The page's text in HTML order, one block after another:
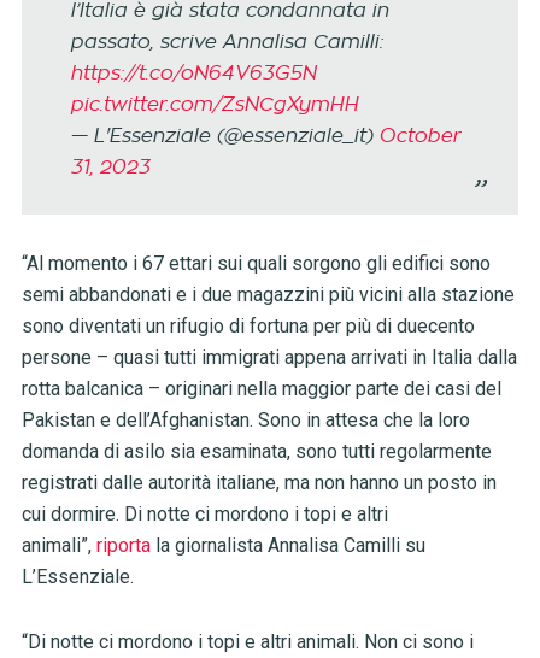
l’Italia è già stata condannata in
passato, scrive Annalisa Camilli:
https://t.co/oN64V63G5N
pic.twitter.com/ZsNCgXymHH
— L'Essenziale (@essenziale_it) October
31, 2023
“Al momento i 67 ettari sui quali sorgono gli edifici sono
semi abbandonati e i due magazzini più vicini alla stazione
sono diventati un rifugio di fortuna per più di duecento
persone – quasi tutti immigrati appena arrivati in Italia dalla
rotta balcanica – originari nella maggior parte dei casi del
Pakistan e dell’Afghanistan. Sono in attesa che la loro
domanda di asilo sia esaminata, sono tutti regolarmente
registrati dalle autorità italiane, ma non hanno un posto in
cui dormire. Di notte ci mordono i topi e altri
animali”, riportala giornalista Annalisa Camilli su
L’Essenziale.
“Di notte ci mordono i topi e altri animali. Non ci sono i